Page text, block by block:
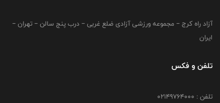
آزاد راه کرج – مجموعه ورزشی آزادی ضلع غربی – درب پنج سالن – تهران –
ایران
تلفن و فکس
تلفن : 02149764000